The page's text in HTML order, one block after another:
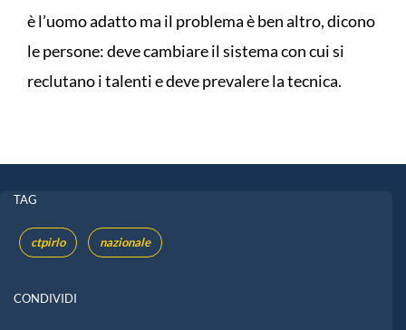
è l’uomo adatto ma il problema è ben altro, dicono
le persone: deve cambiare il sistema con cui si
reclutano i talenti e deve prevalere la tecnica.
TAG
ctpirlo nazionale
CONDIVIDI